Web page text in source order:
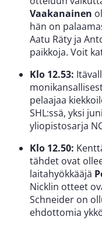
Vaakanainen
hän on
Aatu Räty ja
paikkoja. Voit
Klo 12.53:
pelaajaa
SHL:ssä, yksi
yliopistosarja
Klo 12.50:
tähdet ovat
laitahyökkääjä
Nicklin otteet
Schneider on
ehdottomia